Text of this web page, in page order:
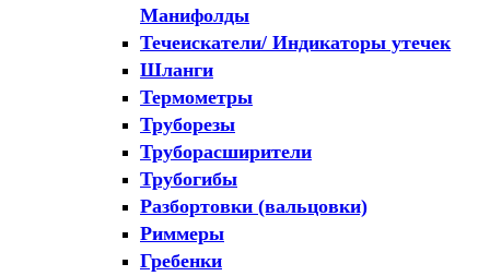
Манифолды
Течеискатели/ Индикаторы утечек
Шланги
Термометры
Труборезы
Труборасширители
Трубогибы
Разбортовки (вальцовки)
Риммеры
Гребенки